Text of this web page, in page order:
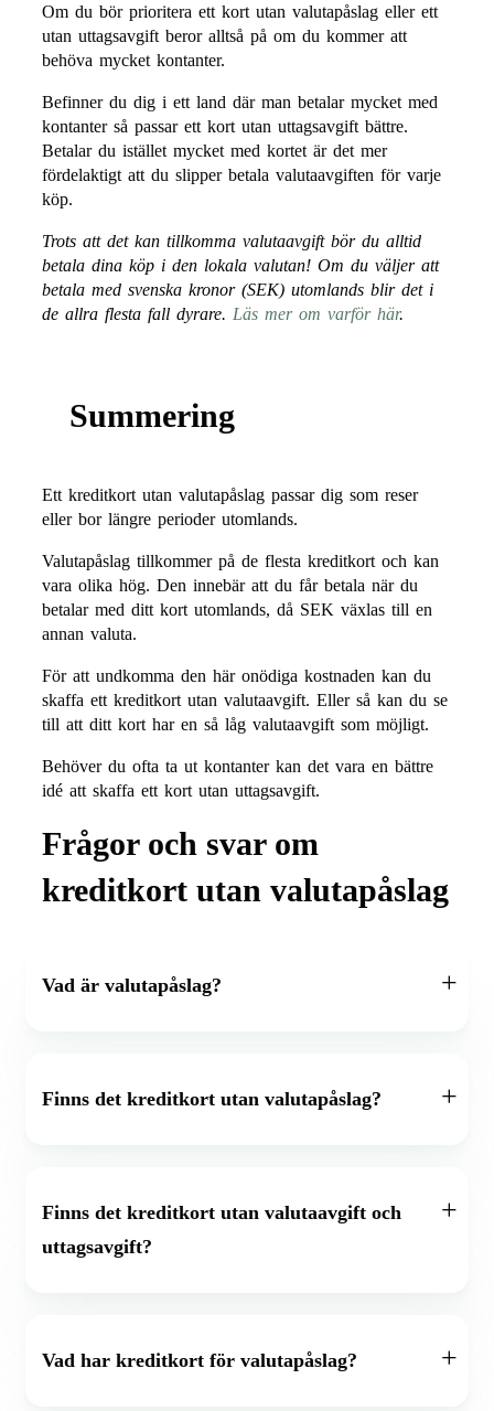
Om du bör prioritera ett kort utan valutapåslag eller ett
utan uttagsavgift beror alltså på om du kommer att
behöva mycket kontanter.
Befinner du dig i ett land där man betalar mycket med
kontanter så passar ett kort utan uttagsavgift bättre.
Betalar du istället mycket med kortet är det mer
fördelaktigt att du slipper betala valutaavgiften för varje
köp.
Trots att det kan tillkomma valutaavgift bör du alltid
betala dina köp i den lokala valutan! Om du väljer att
betala med svenska kronor (SEK) utomlands blir det i
de allra flesta fall dyrare. Läs mer om varför här.
Summering
Ett kreditkort utan valutapåslag passar dig som reser
eller bor längre perioder utomlands.
Valutapåslag tillkommer på de flesta kreditkort och kan
vara olika hög. Den innebär att du får betala när du
betalar med ditt kort utomlands, då SEK växlas till en
annan valuta.
För att undkomma den här onödiga kostnaden kan du
skaffa ett kreditkort utan valutaavgift. Eller så kan du se
till att ditt kort har en så låg valutaavgift som möjligt.
Behöver du ofta ta ut kontanter kan det vara en bättre
idé att skaffa ett kort utan uttagsavgift.
Frågor och svar om
kreditkort utan valutapåslag
Vad är valutapåslag?
Finns det kreditkort utan valutapåslag?
Finns det kreditkort utan valutaavgift och
uttagsavgift?
Vad har kreditkort för valutapåslag?